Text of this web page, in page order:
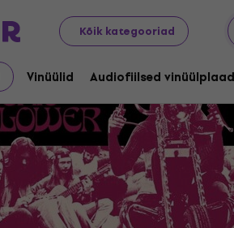
Kõik kategooriad
Vinüülid Audiofiilsed
Vinüülid